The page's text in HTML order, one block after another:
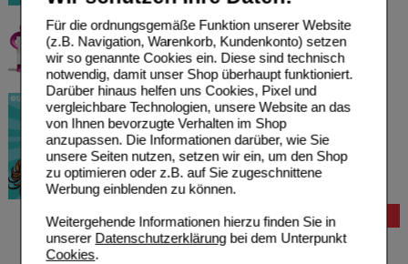
Für die ordnungsgemäße Funktion unserer Website
(z.B. Navigation, Warenkorb, Kundenkonto) setzen
wir so genannte Cookies ein. Diese sind technisch
notwendig, damit unser Shop überhaupt funktioniert.
Darüber hinaus helfen uns Cookies, Pixel und
vergleichbare Technologien, unsere Website an das
von Ihnen bevorzugte Verhalten im Shop
anzupassen. Die Informationen darüber, wie Sie
unsere Seiten nutzen, setzen wir ein, um den Shop
zu optimieren oder z.B. auf Sie zugeschnittene
Werbung einblenden zu können.
Weitergehende Informationen hierzu finden Sie in
unserer Datenschutzerklärungbei dem Unterpunkt
Cookies.
Bestellung
Hilfe zur Anmeldung